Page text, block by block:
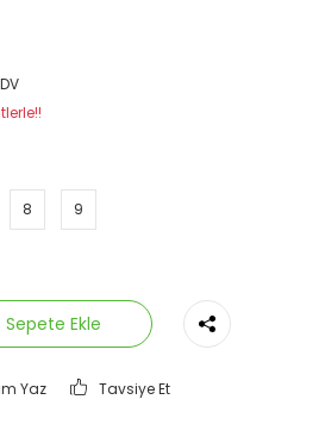
8 9
Sepete Ekle
Yaz Tavsiye Et